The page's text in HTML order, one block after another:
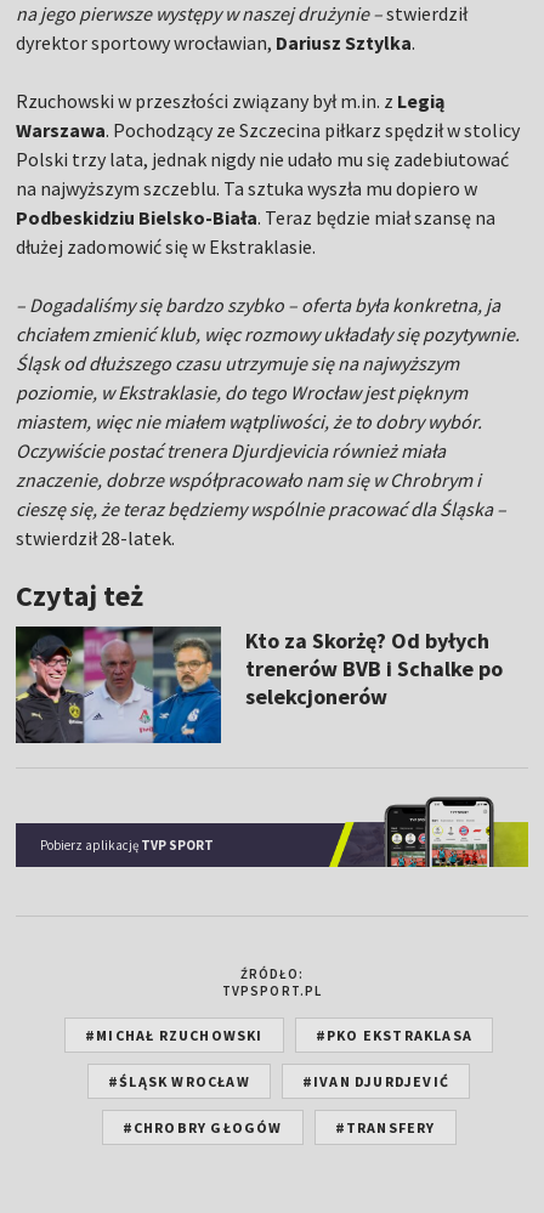
na jego pierwsze występy w naszej drużynie –stwierdził
dyrektor sportowy wrocławian, Dariusz Sztylka.
Rzuchowski w przeszłości związany był m.in. z Legią
Warszawa. Pochodzący ze Szczecina piłkarz spędził w stolicy
Polski trzy lata, jednak nigdy nie udało mu się zadebiutować
na najwyższym szczeblu. Ta sztuka wyszła mu dopiero w
Podbeskidziu Bielsko-Biała. Teraz będzie miał szansę na
dłużej zadomowić się w Ekstraklasie.
– Dogadaliśmy się bardzo szybko – oferta była konkretna, ja
chciałem zmienić klub, więc rozmowy układały się pozytywnie.
Śląsk od dłuższego czasu utrzymuje się na najwyższym
poziomie, w Ekstraklasie, do tego Wrocław jest pięknym
miastem, więc nie miałem wątpliwości, że to dobry wybór.
Oczywiście postać trenera Djurdjevicia również miała
znaczenie, dobrze współpracowało nam się w Chrobrym i
cieszę się, że teraz będziemy wspólnie pracować dla Śląska –
stwierdził 28-latek.
Czytaj też
Kto za Skorżę? Od byłych
trenerów BVB i Schalke po
selekcjonerów
Pobierz aplikację TVP SPORT
ŹRÓDŁO:
TVPSPORT.PL
#MICHAŁ RZUCHOWSKI #PKO EKSTRAKLASA
#ŚLĄSK WROCŁAW #IVAN DJURDJEVIĆ
#CHROBRY GŁOGÓW #TRANSFERY